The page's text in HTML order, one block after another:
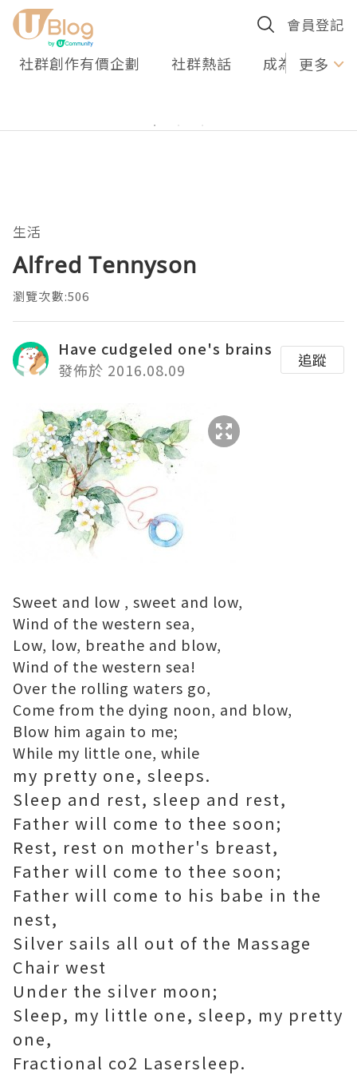
會員登記
社群創作有價企劃 社群熱話 成為U更多
生活
Alfred Tennyson
瀏覽次數:506
Have cudgeled one's brains
發佈於 2016.08.09
追蹤
Sweet and low , sweet and low,
Wind of the western sea,
Low, low, breathe and blow,
Wind of the western sea!
Over the rolling waters go,
Come from the dying noon, and blow,
Blow him again to me;
While my little one, while
my pretty one, sleeps.
Sleep and rest, sleep and rest,
Father will come to thee soon;
Rest, rest on mother's breast,
Father will come to thee soon;
Father will come to his babe in the
nest,
Silver sails all out of the Massage
Chair west
Under the silver moon;
Sleep, my little one, sleep, my pretty
one,
Fractional co2 Lasersleep.